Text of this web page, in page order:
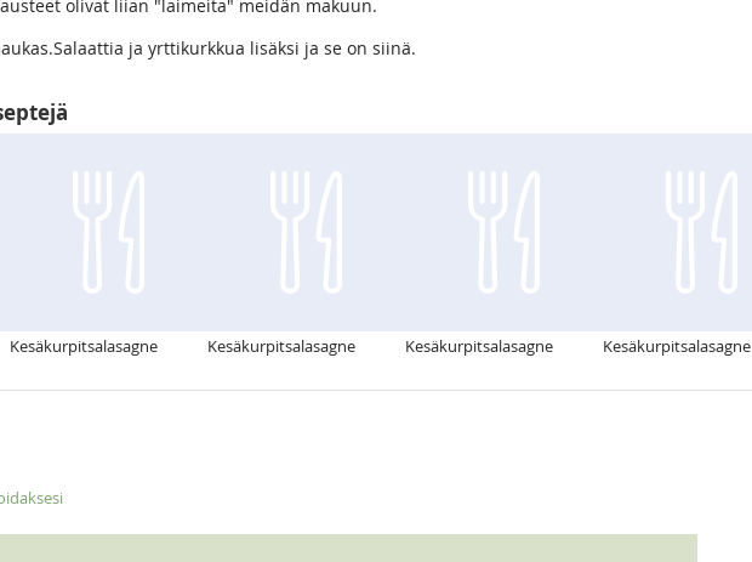
olivat liian "laimeita" meidän makuun.
ja yrttikurkkua lisäksi ja se on siinä.
Kesäkurpitsalasagne Kesäkurpitsalasagne Kesäkurpitsalasagne Kesäkurpitsalasagne